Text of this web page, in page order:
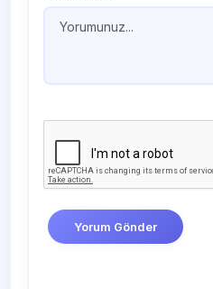
Yorum Gönder